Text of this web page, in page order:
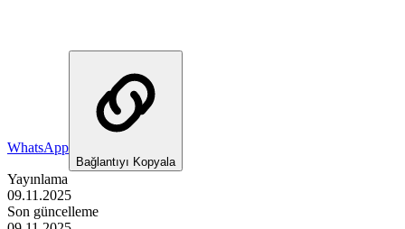
WhatsApp
Bağlantıyı Kopyala
Yayınlama
09.11.2025
Son güncelleme